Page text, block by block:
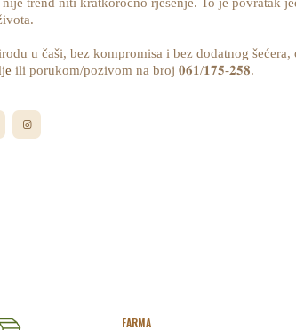
u čaši, bez kompromisa i bez dodatnog
ili porukom/pozivom na broj 𝟎𝟔𝟏/𝟏𝟕𝟓-𝟐𝟓𝟖.
FARMA